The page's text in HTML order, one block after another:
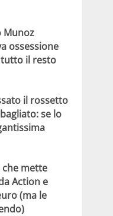
Munoz
ossessione
il resto
il rossetto
se lo
che mette
Action e
(ma le